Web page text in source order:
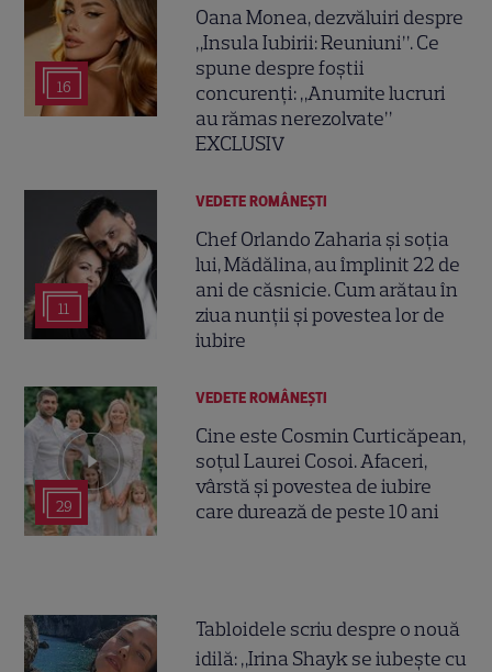
16
Oana Monea, dezvăluiri despre
„Insula Iubirii: Reuniuni”. Ce
spune despre foștii
concurenți: „Anumite lucruri
au rămas nerezolvate”
EXCLUSIV
11
VEDETE ROMÂNEŞTI
Chef Orlando Zaharia și soția
lui, Mădălina, au împlinit 22 de
ani de căsnicie. Cum arătau în
ziua nunții și povestea lor de
iubire
29
VEDETE ROMÂNEŞTI
Cine este Cosmin Curticăpean,
soțul Laurei Cosoi. Afaceri,
vârstă și povestea de iubire
care durează de peste 10 ani
Tabloidele scriu despre o nouă
idilă: „Irina Shayk se iubește cu